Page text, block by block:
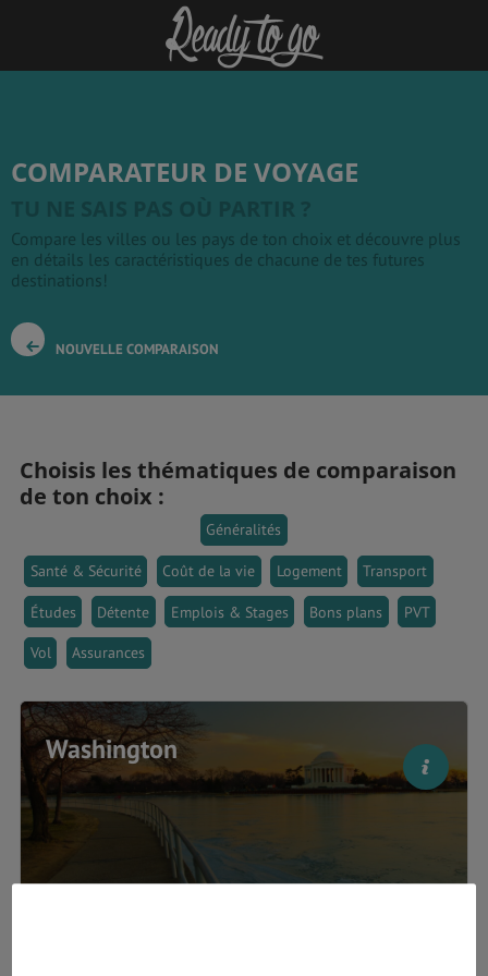
COMPARATEUR DE VOYAGE
Compare les villes ou les pays de ton choix et découvre plus
en détails les caractéristiques de chacune de tes futures
destinations!
NOUVELLE COMPARAISON
Choisis les thématiques de comparaison
de ton choix :
Généralités
Santé & Sécurité Coût de la vie Logement Transport
Études Détente Emplois & Stages Bons plans PVT
Vol Assurances
Washington